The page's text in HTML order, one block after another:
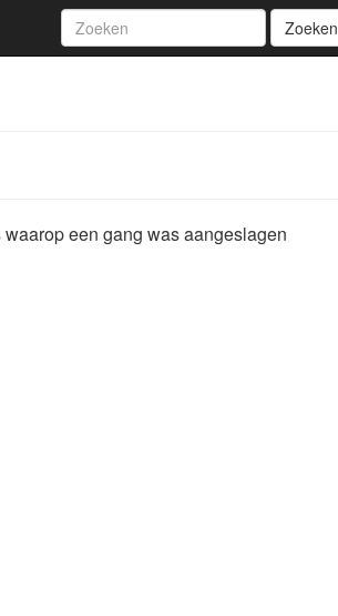
Zoeken
een gang was aangeslagen